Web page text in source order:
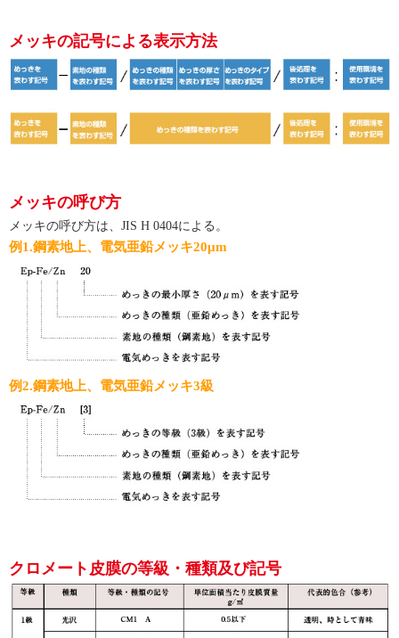
メッキの記号による表示方法
メッキの呼び方
メッキの呼び方は、JIS H 0404による。
例1.鋼素地上、電気亜鉛メッキ20μm
例2.鋼素地上、電気亜鉛メッキ3級
クロメート皮膜の等級・種類及び記号